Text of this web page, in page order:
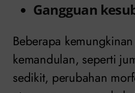
Gangguan
Beberapa
kemandulan, seperti
sedikit, perubahan